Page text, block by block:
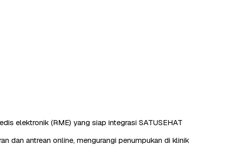
elektronik (RME) yang siap integrasi SATUSEHAT
dan antrean online, mengurangi penumpukan di klinik